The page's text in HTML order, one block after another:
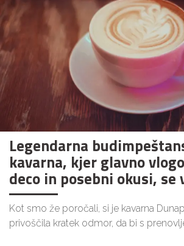
Legendarna
kavarna, kjer glavno
deco in posebni okusi, se
Kot smo že poročali, si je kavarna
privoščila kratek odmor, da bi s